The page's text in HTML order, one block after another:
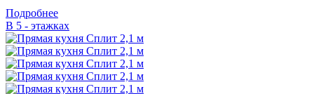
Подробнее
В 5 - этажках